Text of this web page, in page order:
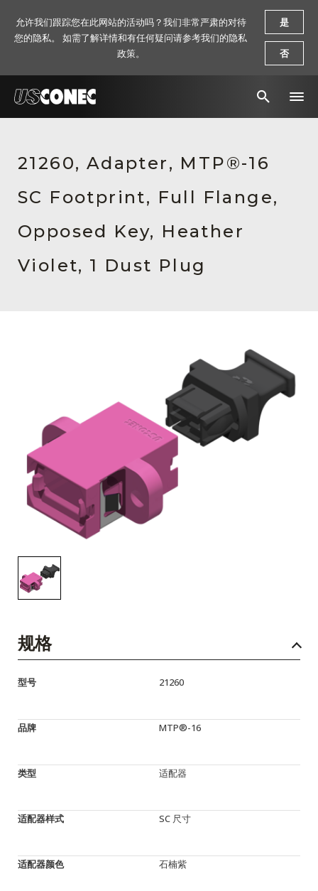
解决方案
产品
资源
关于我们
工作机会
新闻稿
活动信息
订阅
21260, Adapter, MTP®-16
SC Footprint, Full Flange,
Opposed Key, Heather
Violet, 1 Dust Plug
规格
型号 21260
品牌 MTP®-16
类型 适配器
适配器样式 SC 尺寸
适配器颜色 石楠紫
允许我们跟踪您在此网站的活动吗？我们非常严肃的对待
您的隐私。 如需了解详情和有任何疑问请参考我们的隐私
政策。
是
否